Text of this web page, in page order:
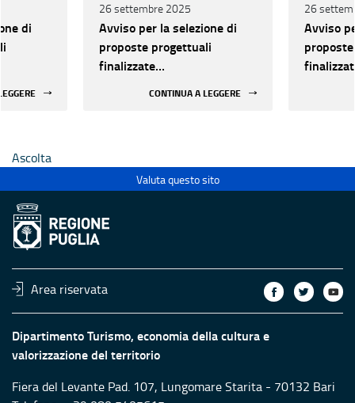
di
26 settembre 2025
Avviso per la selezione di
proposte progettuali
finalizzate
CONTINUA A LEGGERE
26
Avviso
Ascolta
Valuta questo sito
Area riservata
Dipartimento Turismo, economia della cultura e
valorizzazione del territorio
Fiera del Levante Pad. 107, Lungomare Starita - 70132 Bari